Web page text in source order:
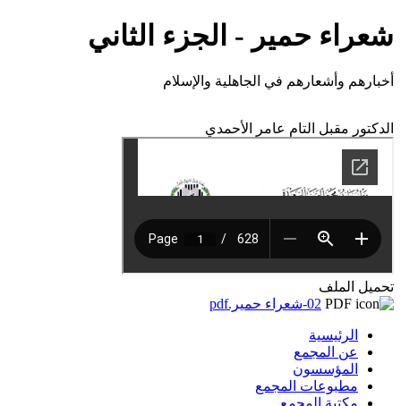
شعراء حمير - الجزء الثاني
أخبارهم وأشعارهم في الجاهلية والإسلام
الدكتور مقبل التام عامر الأحمدي
تحميل الملف
02-شعراء حمير.pdf
الرئيسية
عن المجمع
المؤسسون
مطبوعات المجمع
مكتبة المجمع